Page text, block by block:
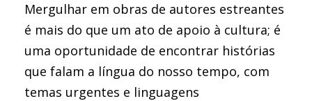
Mergulhar em obras de autores estreantes
é mais do que um ato de apoio à cultura; é
uma oportunidade de encontrar histórias
que falam a língua do nosso tempo, com
temas urgentes e linguagens